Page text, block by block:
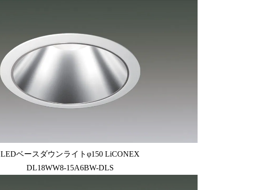
LEDベースダウンライトφ150 LiCONEX
DL18WW8-15A6BW-DLS